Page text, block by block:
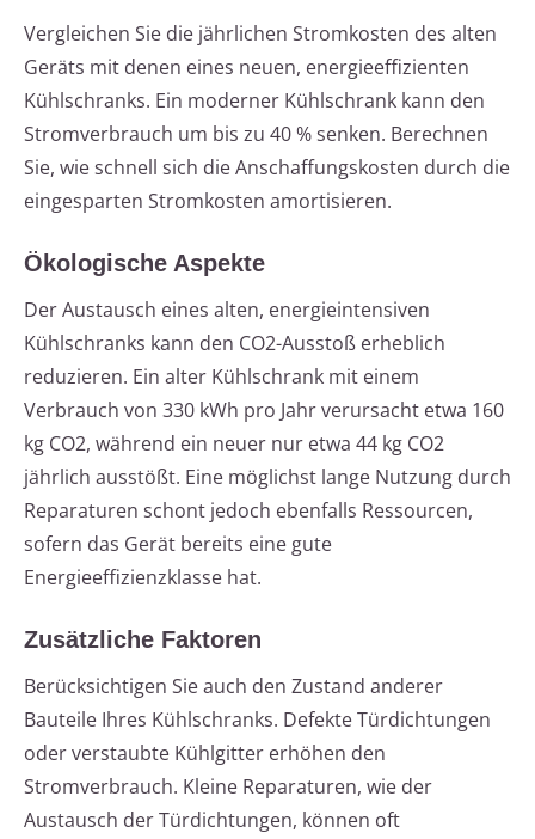
Vergleichen Sie die jährlichen Stromkosten des alten
Geräts mit denen eines neuen, energieeffizienten
Kühlschranks. Ein moderner Kühlschrank kann den
Stromverbrauch um bis zu 40 % senken. Berechnen
Sie, wie schnell sich die Anschaffungskosten durch die
eingesparten Stromkosten amortisieren.
Ökologische Aspekte
Der Austausch eines alten, energieintensiven
Kühlschranks kann den CO2-Ausstoß erheblich
reduzieren. Ein alter Kühlschrank mit einem
Verbrauch von 330 kWh pro Jahr verursacht etwa 160
kg CO2, während ein neuer nur etwa 44 kg CO2
jährlich ausstößt. Eine möglichst lange Nutzung durch
Reparaturen schont jedoch ebenfalls Ressourcen,
sofern das Gerät bereits eine gute
Energieeffizienzklasse hat.
Zusätzliche Faktoren
Berücksichtigen Sie auch den Zustand anderer
Bauteile Ihres Kühlschranks. Defekte Türdichtungen
oder verstaubte Kühlgitter erhöhen den
Stromverbrauch. Kleine Reparaturen, wie der
Austausch der Türdichtungen, können oft